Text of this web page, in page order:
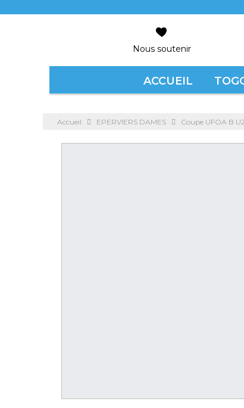
Nous soutenir
ACCUEIL
Accueil EPERVIERS DAMES Coupe UFOA B